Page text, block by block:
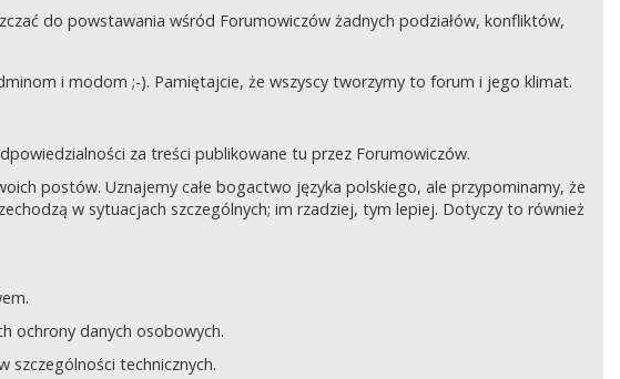
do powstawania wśród Forumowiczów żadnych podziałów, konfliktów,
i modom ;-). Pamiętajcie, że wszyscy tworzymy to forum i jego klimat.
za treści publikowane tu przez Forumowiczów.
postów. Uznajemy całe bogactwo języka polskiego, ale przypominamy, że
w sytuacjach szczególnych; im rzadziej, tym lepiej. Dotyczy to również
ochrony danych osobowych.
szczególności technicznych.